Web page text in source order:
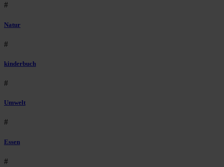
#
Natur
#
kinderbuch
#
Umwelt
#
Essen
#